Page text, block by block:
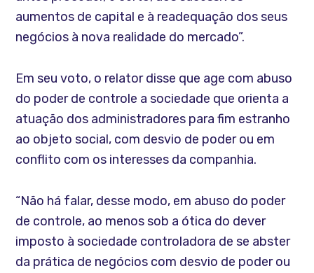
aumentos de capital e à readequação dos seus
negócios à nova realidade do mercado”.
Em seu voto, o relator disse que age com abuso
do poder de controle a sociedade que orienta a
atuação dos administradores para fim estranho
ao objeto social, com desvio de poder ou em
conflito com os interesses da companhia.
“Não há falar, desse modo, em abuso do poder
de controle, ao menos sob a ótica do dever
imposto à sociedade controladora de se abster
da prática de negócios com desvio de poder ou